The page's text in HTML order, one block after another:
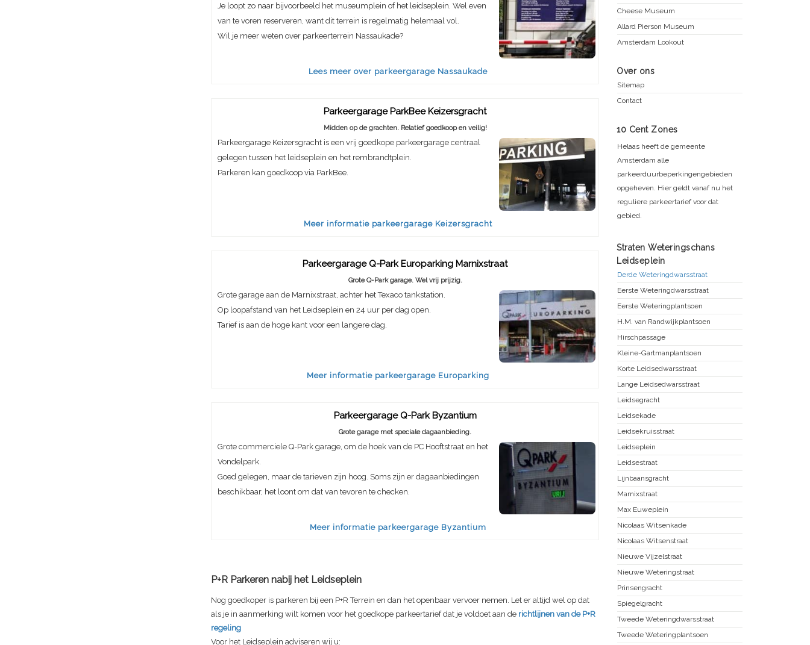
Je loopt zo naar bijvoorbeeld het museumplein of het leidseplein. Wel even
van te voren reserveren, want dit terrein is regelmatig helemaal vol.
Wil je meer weten over parkeerterrein Nassaukade?
Lees meer over parkeergarage Nassaukade
Parkeergarage ParkBee Keizersgracht
Midden op de grachten. Relatief goedkoop en veilig!
Parkeergarage Keizersgracht is een vrij goedkope parkeergarage centraal
gelegen tussen het leidseplein en het rembrandtplein.
Parkeren kan goedkoop via ParkBee.
Meer informatie parkeergarage Keizersgracht
Parkeergarage Q-Park Europarking Marnixstraat
Grote Q-Park garage. Wel vrij prijzig.
Grote garage aan de Marnixstraat, achter het Texaco tankstation.
Op loopafstand van het Leidseplein en 24 uur per dag open.
Tarief is aan de hoge kant voor een langere dag.
Meer informatie parkeergarage Europarking
Parkeergarage Q-Park Byzantium
Grote garage met speciale dagaanbieding.
Grote commerciele Q-Park garage, om de hoek van de PC Hooftstraat en het
Vondelpark.
Goed gelegen, maar de tarieven zijn hoog. Soms zijn er dagaanbiedingen
beschikbaar, het loont om dat van tevoren te checken.
Meer informatie parkeergarage Byzantium
P+R Parkeren nabij het Leidseplein
Nog goedkoper is parkeren bij een P+R Terrein en dan het openbaar vervoer nemen. Let er altijd wel op dat
als je in aanmerking wilt komen voor het goedkope parkeertarief dat je voldoet aan de richtlijnen van de P+R
regeling
Voor het Leidseplein adviseren wij u:
Cheese Museum
Allard Pierson Museum
Amsterdam Lookout
Over ons
Sitemap
Contact
10 Cent Zones
Helaas heeft de gemeente
Amsterdam alle
parkeerduurbeperkingengebieden
opgeheven. Hier geldt vanaf nu het
reguliere parkeertarief voor dat
gebied.
Straten Weteringschans
Leidseplein
Derde Weteringdwarsstraat
Eerste Weteringdwarsstraat
Eerste Weteringplantsoen
H.M. van Randwijkplantsoen
Hirschpassage
Kleine-Gartmanplantsoen
Korte Leidsedwarsstraat
Lange Leidsedwarsstraat
Leidsegracht
Leidsekade
Leidsekruisstraat
Leidseplein
Leidsestraat
Lijnbaansgracht
Marnixstraat
Max Euweplein
Nicolaas Witsenkade
Nicolaas Witsenstraat
Nieuwe Vijzelstraat
Nieuwe Weteringstraat
Prinsengracht
Spiegelgracht
Tweede Weteringdwarsstraat
Tweede Weteringplantsoen